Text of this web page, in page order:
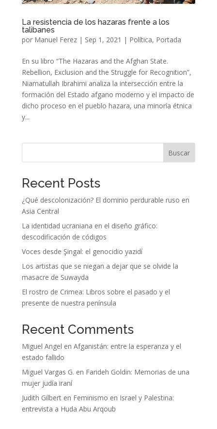
La resistencia de los hazaras frente a los
talibanes
por Manuel Ferez| Sep 1, 2021 | Política, Portada
En su libro “The Hazaras and the Afghan State.
Rebellion, Exclusion and the Struggle for Recognition”,
Niamatullah Ibrahimi analiza la intersección entre la
formación del Estado afgano moderno y el impacto de
dicho proceso en el pueblo hazara, una minoría étnica
y...
Buscar
Recent Posts
¿Qué descolonización? El dominio perdurable ruso en
Asia Central
La identidad ucraniana en el diseño gráfico:
descodificación de códigos
Voces desde Şingal: el genocidio yazidí
Los artistas que se niegan a dejar que se olvide la
masacre de Suwayda
El rostro de Crimea: Libros sobre el pasado y el
presente de nuestra península
Recent Comments
Miguel Angel en Afganistán: entre la esperanza y el
estado fallido
Miguel Vargas G. en Farideh Goldin: Memorias de una
mujer judía iraní
Judith Gilberten Feminismo en Israel y Palestina:
entrevista a Huda Abu Arqoub